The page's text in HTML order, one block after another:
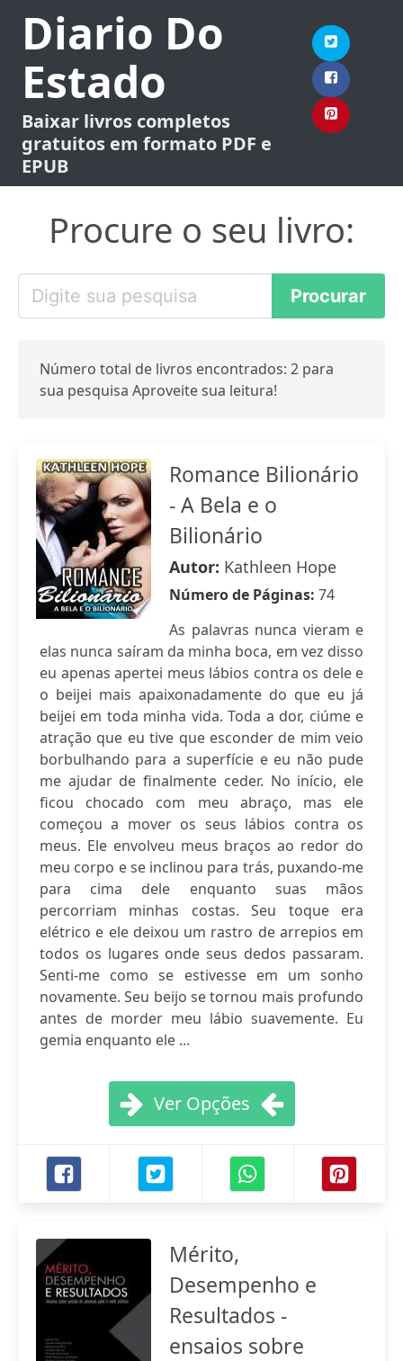
Diario Do
Estado
Baixar livros completos
gratuitos em formato PDF e
EPUB
Procure o seu livro:
Número total de livros encontrados: 2 para
sua pesquisa Aproveite sua leitura!
Romance Bilionário
- A Bela e o
Bilionário
Autor: Kathleen Hope
Número de Páginas: 74
As palavras nunca vieram e
elas nunca saíram da minha boca, em vez disso
eu apenas apertei meus lábios contra os dele e
o beijei mais apaixonadamente do que eu já
beijei em toda minha vida. Toda a dor, ciúme e
atração que eu tive que esconder de mim veio
borbulhando para a superfície e eu não pude
me ajudar de finalmente ceder. No início, ele
ficou chocado com meu abraço, mas ele
começou a mover os seus lábios contra os
meus. Ele envolveu meus braços ao redor do
meu corpo e se inclinou para trás, puxando-me
para cima dele enquanto suas mãos
percorriam minhas costas. Seu toque era
elétrico e ele deixou um rastro de arrepios em
todos os lugares onde seus dedos passaram.
Senti-me como se estivesse em um sonho
novamente. Seu beijo se tornou mais profundo
antes de morder meu lábio suavemente. Eu
gemia enquanto ele ...
Ver Opções
Mérito,
Desempenho e
Resultados -
ensaios sobre